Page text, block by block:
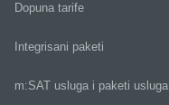
Dopuna tarife
Integrisani paketi
m:SAT usluga i paketi usluga